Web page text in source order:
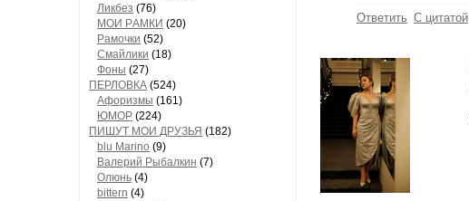
Ликбез (76)
МОИ РAМКИ (20)
Рaмочки (52)
Смaйлики (18)
Фоны (27)
ПЕРЛОВКА (524)
Aфоризмы (161)
ЮМОР (224)
ПИШУТ МОИ ДРУЗЬЯ (182)
blu Marino (9)
Валерий Рыбалкин (7)
Олюнь (4)
bittern (4)
Ответить С цитатой